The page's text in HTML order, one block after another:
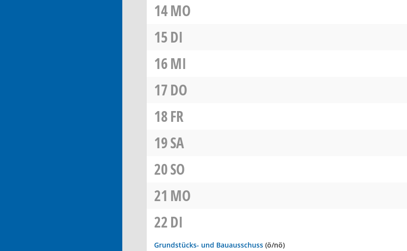
14MO
15DI
16MI
17DO
18FR
19SA
20SO
21 MO
22DI
Grundstücks- und Bauausschuss (ö/nö)